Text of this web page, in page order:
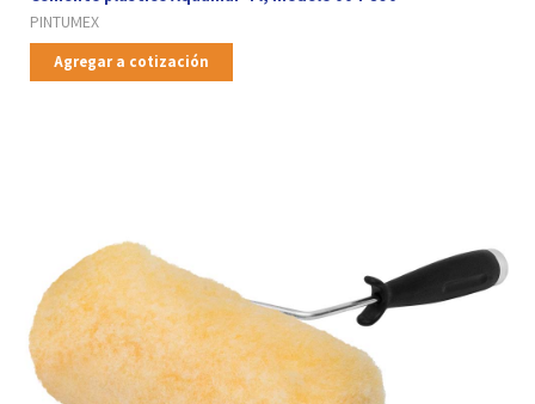
PINTUMEX
Agregar a cotización